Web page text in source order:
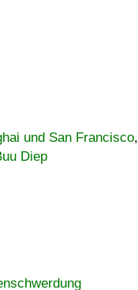
und San Francisco,
Diep